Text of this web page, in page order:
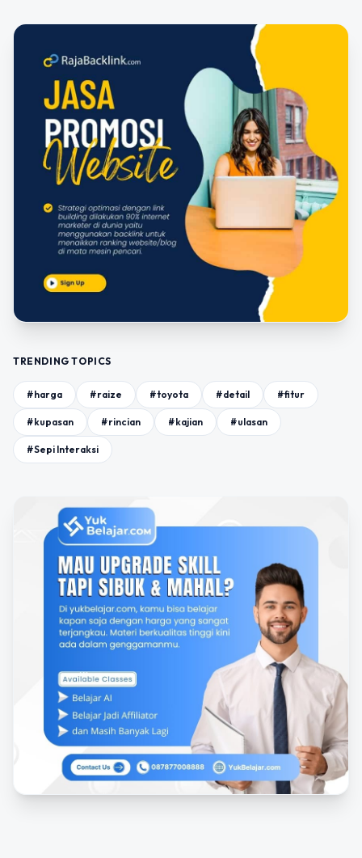
TRENDING TOPICS
#harga #raize #toyota #detail #fitur
#kupasan #rincian #kajian #ulasan
#Sepi Interaksi